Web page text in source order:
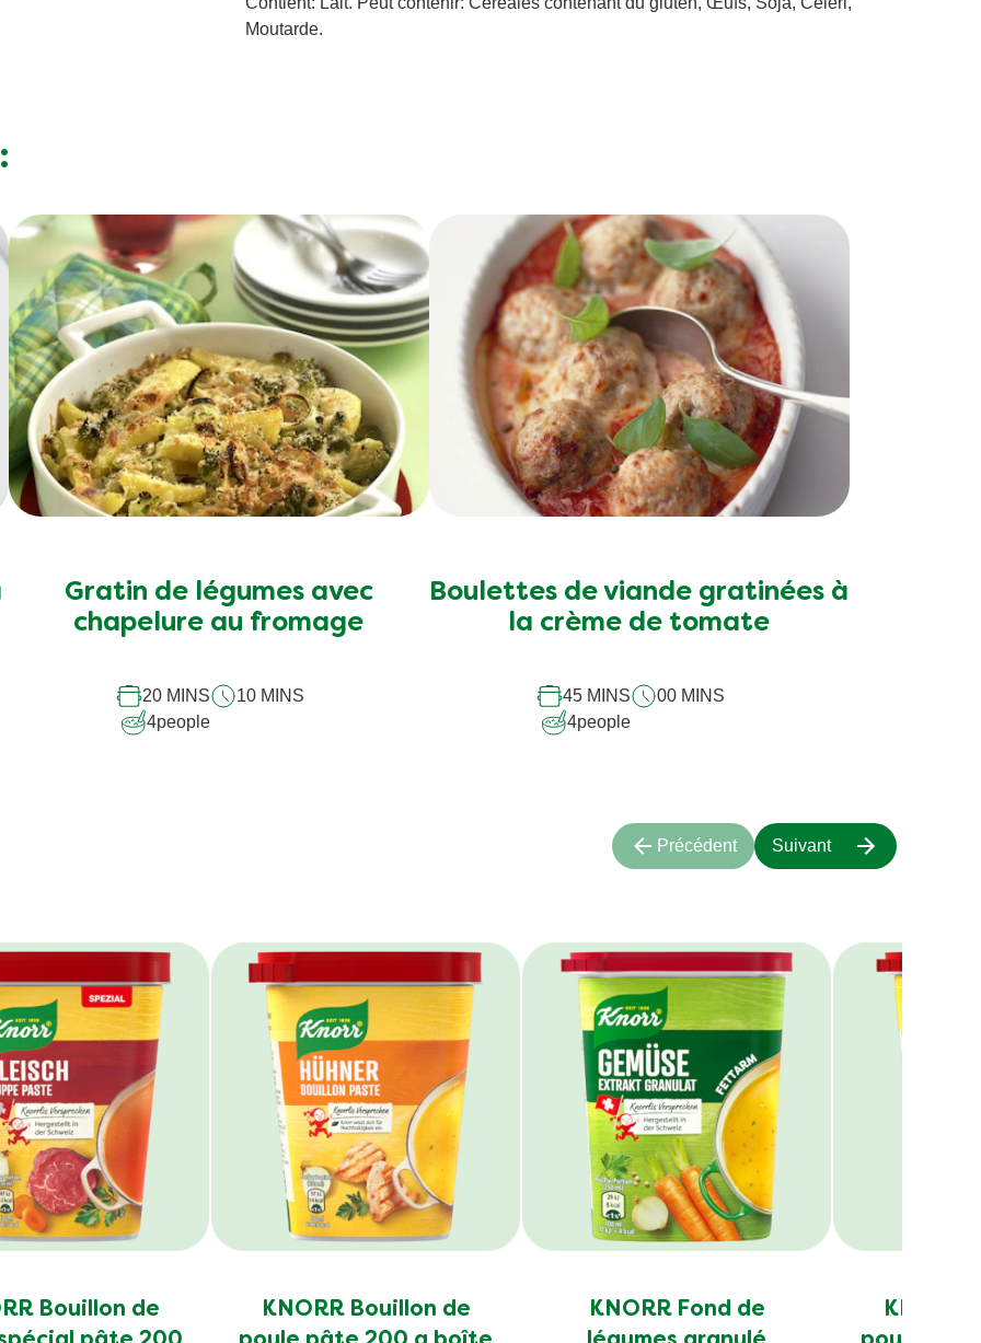
2.6 g
1.4 g
25 g
2 g
Moutarde.
Gratin de légumes avec
chapelure au fromage
20 MINS
10 MINS
4people
Boulettes de viande gratinées à
la crème de tomate
45 MINS
00 MINS
4people
Bouillon de
KNORR Bouillon de
KNORR Fond de
KNORR
Précédent Suivant